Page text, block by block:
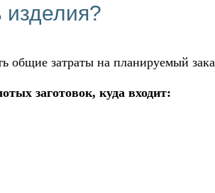
изделия?
общие затраты на планируемый
заготовок, куда входит: